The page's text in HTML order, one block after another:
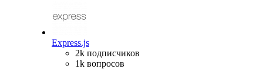
Express.js
2k подписчиков
1k вопросов